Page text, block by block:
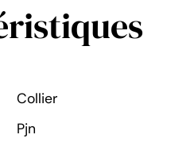
Collier
Pjn